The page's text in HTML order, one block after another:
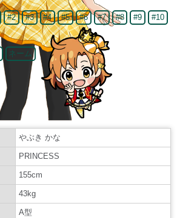
#2 #3 #4 #5 #6 #7 #8 #9 #10
ネーム
やぶき かな
PRINCESS
155cm
43kg
A型